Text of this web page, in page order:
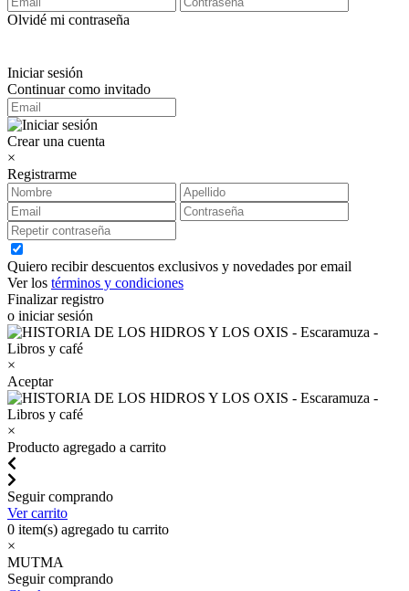
Olvidé mi contraseña
Iniciar sesión
Continuar como invitado
Crear una cuenta
×
Registrarme
Quiero recibir descuentos exclusivos y novedades por email
Ver los términos y condiciones
Finalizar registro
o iniciar sesión
×
Aceptar
×
Producto agregado a carrito
Seguir comprando
Ver carrito
0 item(s) agregado tu carrito
×
MUTMA
Seguir comprando